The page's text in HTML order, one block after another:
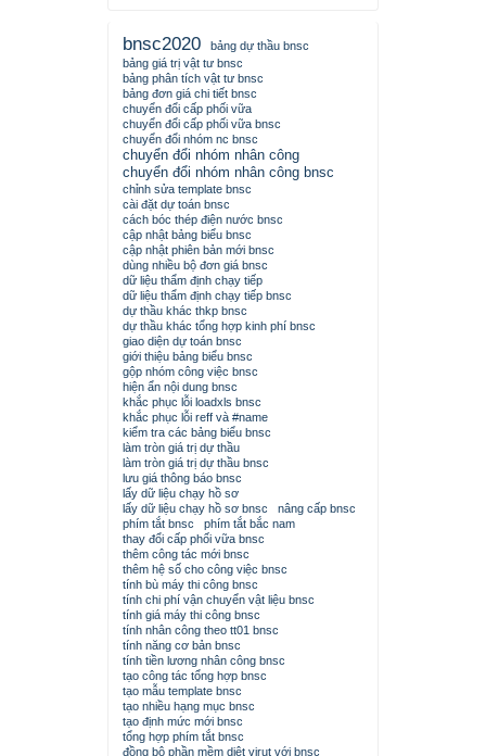
bnsc2020
bảng dự thầu bnsc
bảng giá trị vật tư bnsc
bảng phân tích vật tư bnsc
bảng đơn giá chi tiết bnsc
chuyển đổi cấp phối vữa
chuyển đổi cấp phối vữa bnsc
chuyển đổi nhóm nc bnsc
chuyển đổi nhóm nhân công
chuyển đổi nhóm nhân công bnsc
chỉnh sửa template bnsc
cài đặt dự toán bnsc
cách bóc thép điện nước bnsc
cập nhật bảng biểu bnsc
cập nhật phiên bản mới bnsc
dùng nhiều bộ đơn giá bnsc
dữ liệu thẩm định chạy tiếp
dữ liệu thẩm định chạy tiếp bnsc
dự thầu khác thkp bnsc
dự thầu khác tổng hợp kinh phí bnsc
giao diện dự toán bnsc
giới thiệu bảng biểu bnsc
gộp nhóm công việc bnsc
hiện ẩn nội dung bnsc
khắc phục lỗi loadxls bnsc
khắc phục lỗi reff và #name
kiểm tra các bảng biểu bnsc
làm tròn giá trị dự thầu
làm tròn giá trị dự thầu bnsc
lưu giá thông báo bnsc
lấy dữ liệu chạy hồ sơ
lấy dữ liệu chạy hồ sơ bnsc
nâng cấp bnsc
phím tắt bnsc
phím tắt bắc nam
thay đổi cấp phối vữa bnsc
thêm công tác mới bnsc
thêm hệ số cho công việc bnsc
tính bù máy thi công bnsc
tính chi phí vận chuyển vật liệu bnsc
tính giá máy thi công bnsc
tính nhân công theo tt01 bnsc
tính năng cơ bản bnsc
tính tiền lương nhân công bnsc
tạo công tác tổng hợp bnsc
tạo mẫu template bnsc
tạo nhiều hạng mục bnsc
tạo định mức mới bnsc
tổng hợp phím tắt bnsc
đồng bộ phần mềm diệt virut với bnsc